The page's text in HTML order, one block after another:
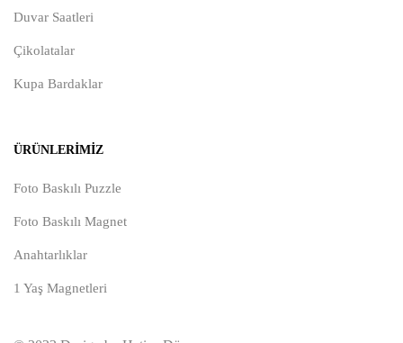
Duvar Saatleri
Çikolatalar
Kupa Bardaklar
ÜRÜNLERIMIZ
Foto Baskılı Puzzle
Foto Baskılı Magnet
Anahtarlıklar
1 Yaş Magnetleri